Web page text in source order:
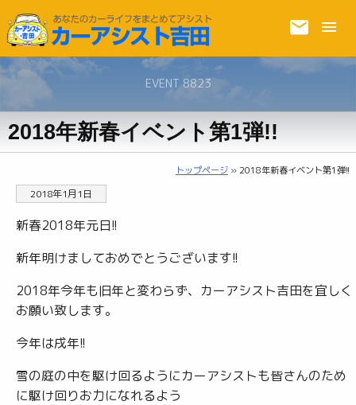
EVENT 8823
2018年新春イベント第1弾!!
トップページ » 2018年新春イベント第1弾!!
2018年1月1日
新春2018年元日!!
新年明けましておめでとうございます!!
2018年今年も旧年と変わらず、カーアシスト吉田を宜しく
お願い致します。
今年は戌年!!
雪の庭の中を駆け回るようにカーアシストも皆さんのため
に駆け回りお力になれるよう